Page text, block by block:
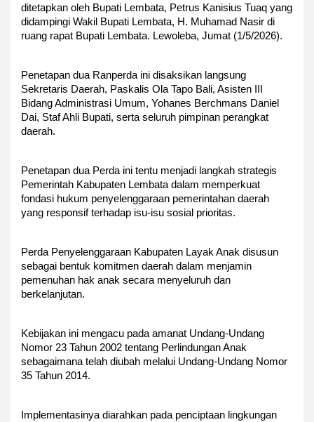
ditetapkan oleh Bupati Lembata, Petrus Kanisius Tuaq yang
didampingi Wakil Bupati Lembata, H. Muhamad Nasir di
ruang rapat Bupati Lembata. Lewoleba, Jumat (1/5/2026).
Penetapan dua Ranperda ini disaksikan langsung
Sekretaris Daerah, Paskalis Ola Tapo Bali, Asisten III
Bidang Administrasi Umum, Yohanes Berchmans Daniel
Dai, Staf Ahli Bupati, serta seluruh pimpinan perangkat
daerah.
Penetapan dua Perda ini tentu menjadi langkah strategis
Pemerintah Kabupaten Lembata dalam memperkuat
fondasi hukum penyelenggaraan pemerintahan daerah
yang responsif terhadap isu-isu sosial prioritas.
Perda Penyelenggaraan Kabupaten Layak Anak disusun
sebagai bentuk komitmen daerah dalam menjamin
pemenuhan hak anak secara menyeluruh dan
berkelanjutan.
Kebijakan ini mengacu pada amanat Undang-Undang
Nomor 23 Tahun 2002 tentang Perlindungan Anak
sebagaimana telah diubah melalui Undang-Undang Nomor
35 Tahun 2014.
Implementasinya diarahkan pada penciptaan lingkungan